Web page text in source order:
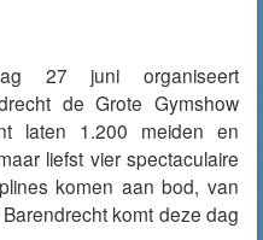
27 juni organiseert
de Grote Gymshow
laten 1.200 meiden en
liefst vier spectaculaire
komen aan bod, van
komt deze dag